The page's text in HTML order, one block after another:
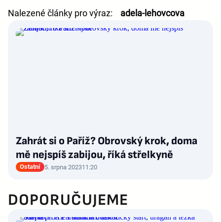
Nalezené články pro výraz: adela-lehovcova
Zahrát si o Paříž? Obrovský krok, doma
mě nejspíš zabijou, říká střelkyně
Ostatní 5. srpna 202311:20
DOPORUČUJEME